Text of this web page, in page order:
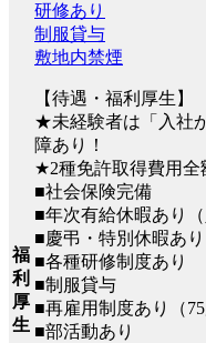
福
利
厚
生
研修あり
制服貸与
敷地内禁煙
【待遇・福利厚生】
★未経験者は「入社
障あり！
★2種免許取得費用全
■社会保険完備
■年次有給休暇あり
■慶弔・特別休暇あり
■各種研修制度あり
■制服貸与
■再雇用制度あり（75
■部活動あり